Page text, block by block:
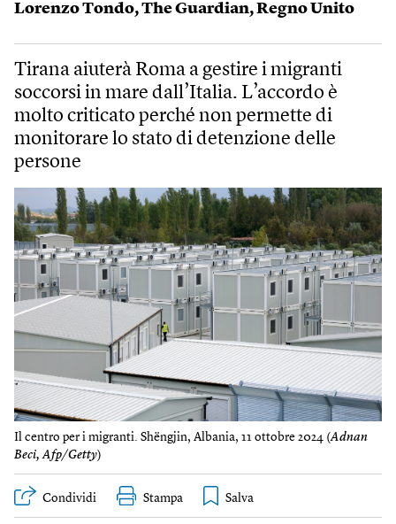
Lorenzo Tondo,The Guardian,Regno Unito
Tirana aiuterà Roma a gestire i migranti
soccorsi in mare dall’Italia. L’accordo è
molto criticato perché non permette di
monitorare lo stato di detenzione delle
persone
Il centro per i migranti. Shëngjin, Albania, 11 ottobre 2024 (Adnan
Beci, Afp/Getty)
Condividi Stampa